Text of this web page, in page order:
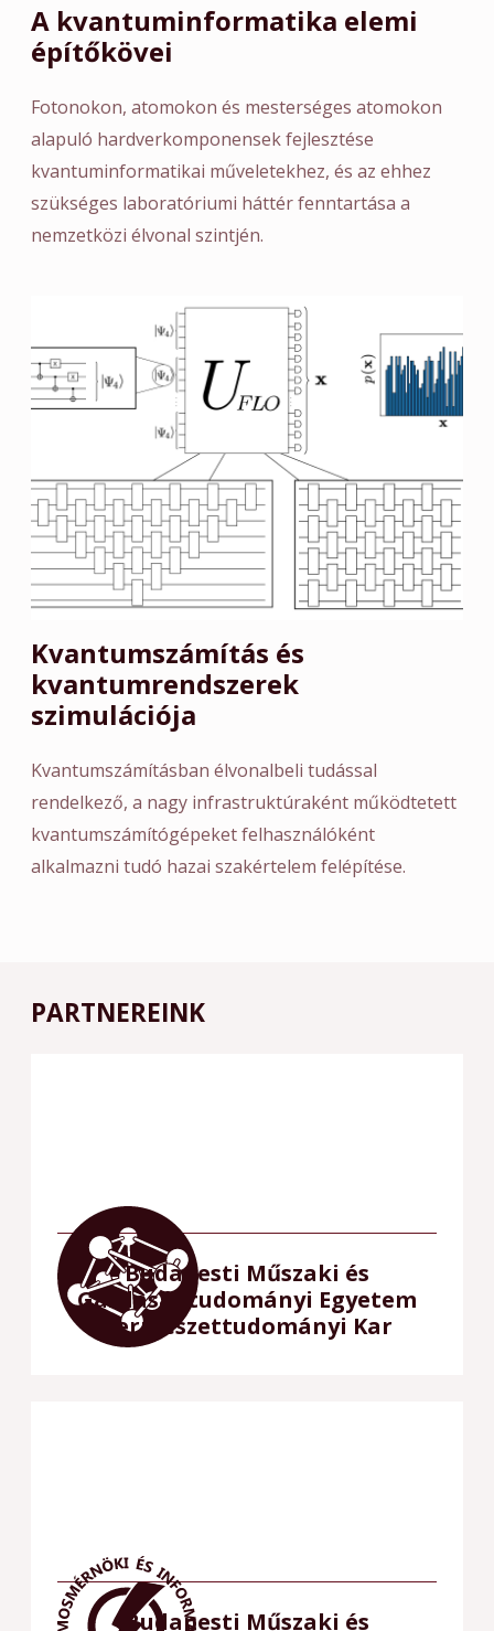
A kvantuminformatika elemi
építőkövei
Fotonokon, atomokon és mesterséges atomokon
alapuló hardverkomponensek fejlesztése
kvantuminformatikai műveletekhez, és az ehhez
szükséges laboratóriumi háttér fenntartása a
nemzetközi élvonal szintjén.
Kvantumszámítás és
kvantumrendszerek
szimulációja
Kvantumszámításban élvonalbeli tudással
rendelkező, a nagy infrastruktúraként működtetett
kvantumszámítógépeket felhasználóként
alkalmazni tudó hazai szakértelem felépítése.
PARTNEREINK
Budapesti Műszaki és
Gazdaságtudományi Egyetem
Természettudományi Kar
Budapesti Műszaki és